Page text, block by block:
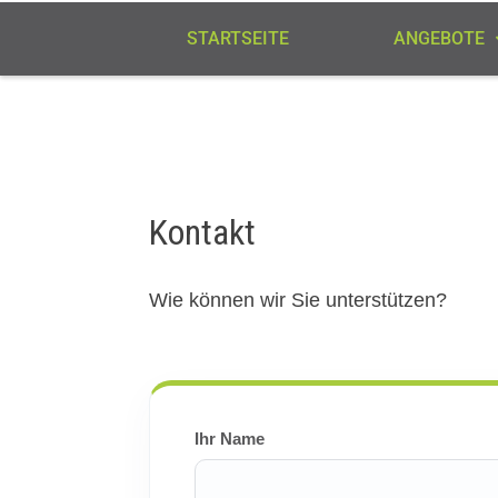
STARTSEITE ANGEBOTE
Kontakt
Wie können wir Sie unterstützen?
Ihr Name